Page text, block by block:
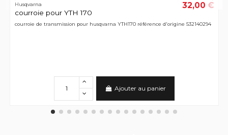
Husqvarna
courroie pour YTH 170
32,00 €
courroie de transmission pour husqvarna YTH170 référence d'origine 532140294
Ajouter au panier